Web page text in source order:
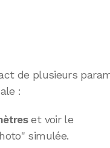
de plusieurs
:
et voir le
simulée.